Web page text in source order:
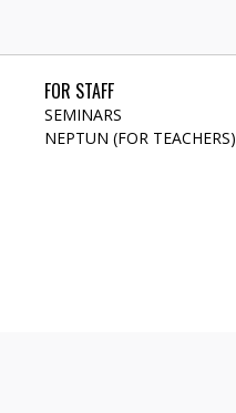
FOR STAFF
SEMINARS
NEPTUN (FOR TEACHERS)